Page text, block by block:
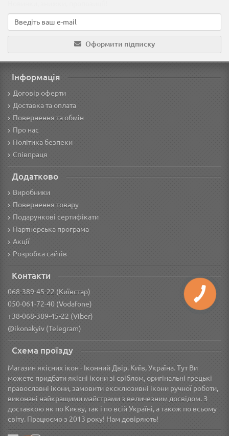
Оформити підписку
Інформація
Договір оферти
Доставка та оплата
Повернення та обмін
Про нас
Політика безпеки
Співпраця
Додатково
Виробники
Повернення товару
Подарункові сертифікати
Партнерська програма
Акції
Розробка сайтів
Контакти
068-389-45-22 (Київстар)
050-061-72-40 (Vodafone)
+38-068-389-45-22 (Viber)
@ikonakyiv (Telegram)
Схема проїзду
Магазин якісних ікон - Іконний Двір. Київ, Україна. Тут Ви
можете придбати якісні ікони зі сріблом, оригінальні грецькі
православні ікони, замовити ексклюзивні ікони ручної роботи,
виконані найкращими майстрами з величезним досвідом. З
доставкою як по Києву, так і по всій Україні, а також по всьому
світу. Працюємо з 2013 року! Нам довіряють!